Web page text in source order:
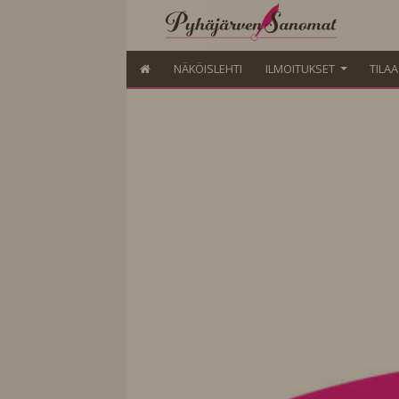
NÄKÖISLEHTI ILMOITUKSET